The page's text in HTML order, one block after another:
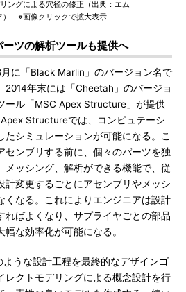
ングによる穴径の修正（出典：エム
） ※画像クリックで拡大表示
ツの解析ツールも提供へ
に「Black Marlin」のバージョン名で
2014年末には「Cheetah」のバージョ
ール「MSC Apex Structure」が提供
Structureでは、コンピュテーシ
たシミュレーションが可能になる。こ
センブリする前に、個々のパーツを独
メッシング、解析ができる機能で、従
計変更するごとにアセンブリやメッシ
くなる。これによりエンジニアは設計
ればよくなり、サプライヤごとの部品
な効率化が可能になる。
うな設計工程を最終的なデザインゴ
レクトモデリングによる概念設計を行